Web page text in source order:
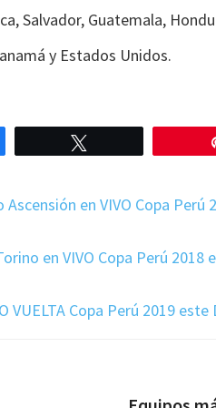
Salvador, Guatemala,
y Estados Unidos.
en VIVO Copa Perú
en VIVO Copa Perú
VUELTA Copa Perú 2019